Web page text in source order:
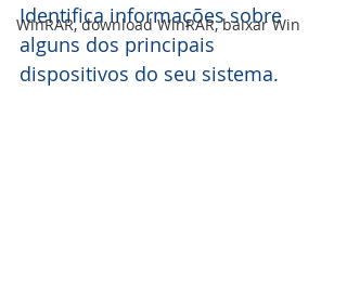
WinRAR, download WinRAR, baixar Win
Identifica informações sobre
alguns dos principais
dispositivos do seu sistema.